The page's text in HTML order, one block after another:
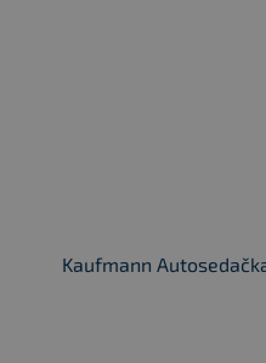
Kaufmann